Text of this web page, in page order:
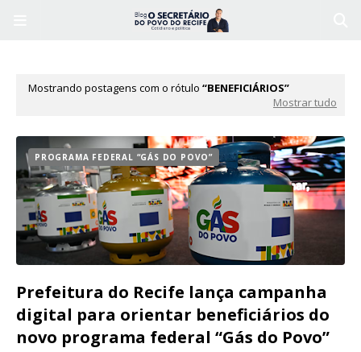
Mostrando postagens com o rótulo
BENEFICIÁRIOS
Mostrar tudo
PROGRAMA FEDERAL “GÁS DO POVO”
Prefeitura do Recife lança campanha
digital para orientar beneficiários do
novo programa federal “Gás do Povo”